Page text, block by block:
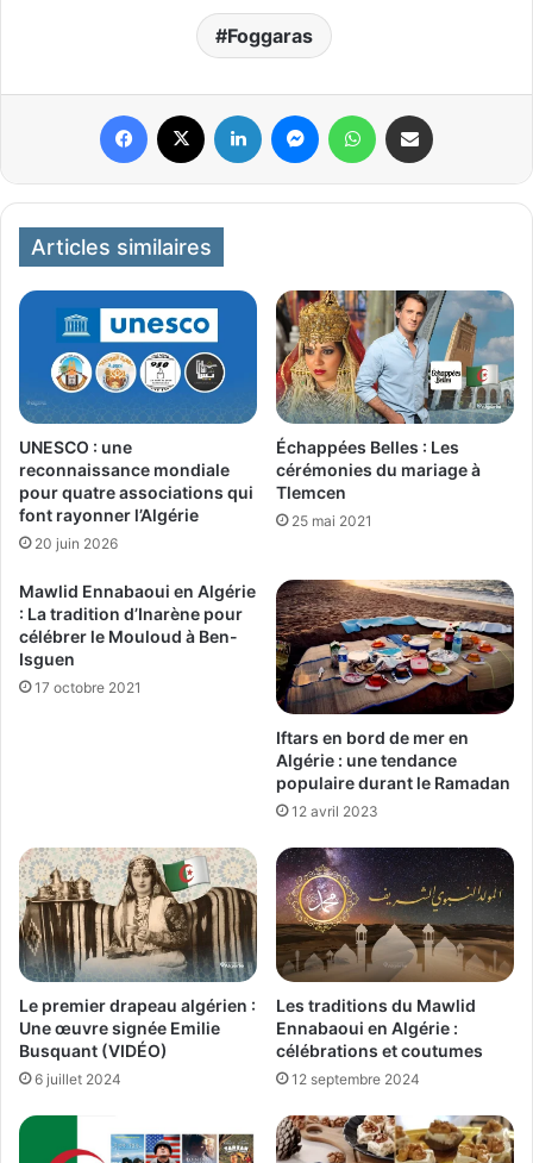
Foggaras
Articles similaires
UNESCO : une
reconnaissance mondiale
pour quatre associations qui
font rayonner l’Algérie
20 juin 2026
Échappées Belles : Les
cérémonies du mariage à
Tlemcen
25 mai 2021
Mawlid Ennabaoui en Algérie
: La tradition d’Inarène pour
célébrer le Mouloud à Ben-
Isguen
17 octobre 2021
Iftars en bord de mer en
Algérie : une tendance
populaire durant le Ramadan
12 avril 2023
Le premier drapeau algérien :
Une œuvre signée Emilie
Busquant (VIDÉO)
6 juillet 2024
Les traditions du Mawlid
Ennabaoui en Algérie :
célébrations et coutumes
12 septembre 2024